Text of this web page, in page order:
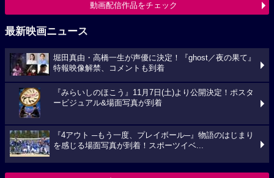
動画配信作品をチェック
最新映画ニュース
堀田真由・高橋一生が声優に決定！『ghost／夜の果て』
特報映像解禁、コメントも到着
『みらいしのほこう』11月7日(土)より公開決定！ポスタ
ービジュアル&場面写真が到着
『4アウト ─もう一度、プレイボール─』物語のはじまり
を感じる場面写真が到着！スポーツイベ...